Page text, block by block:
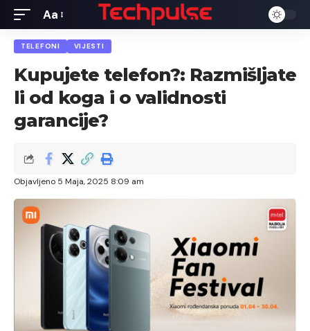
Font
Resizer
Aa
TELEFONI VIJESTI
Kupujete telefon?: Razmišljate
li od koga i o validnosti
garancije?
Objavljeno 5 Maja, 2025 8:09 am